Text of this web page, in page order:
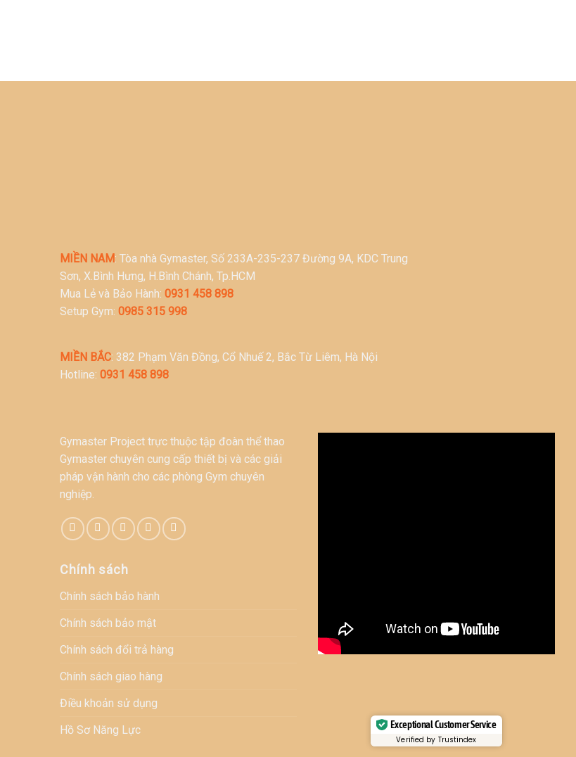
MIỀN NAM: Tòa nhà Gymaster, Số 233A-235-237 Đường 9A, KDC Trung
Sơn, X.Bình Hưng, H.Bình Chánh, Tp.HCM
Mua Lẻ và Bảo Hành: 0931 458 898
Setup Gym: 0985 315 998
MIỀN BẮC: 382 Phạm Văn Đồng, Cổ Nhuế 2, Bắc Từ Liêm, Hà Nội
Hotline: 0931 458 898
Gymaster Project trực thuộc tập đoàn thể thao
Gymaster chuyên cung cấp thiết bị và các giải
pháp vận hành cho các phòng Gym chuyên
nghiệp.
Chính sách
Chính sách bảo hành
Chính sách bảo mật
Chính sách đổi trả hàng
Chính sách giao hàng
Điều khoản sử dụng
Hồ Sơ Năng Lực
Exceptional Customer Service
Verified by Trustindex